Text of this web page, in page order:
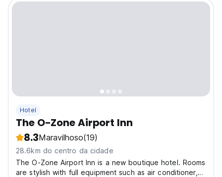
Hotel
The O-Zone Airport Inn
8.3Maravilhoso(19)
28.6km do centro da cidade
The O-Zone Airport Inn is a new boutique hotel. Rooms
are stylish with full equipment such as air conditioner,